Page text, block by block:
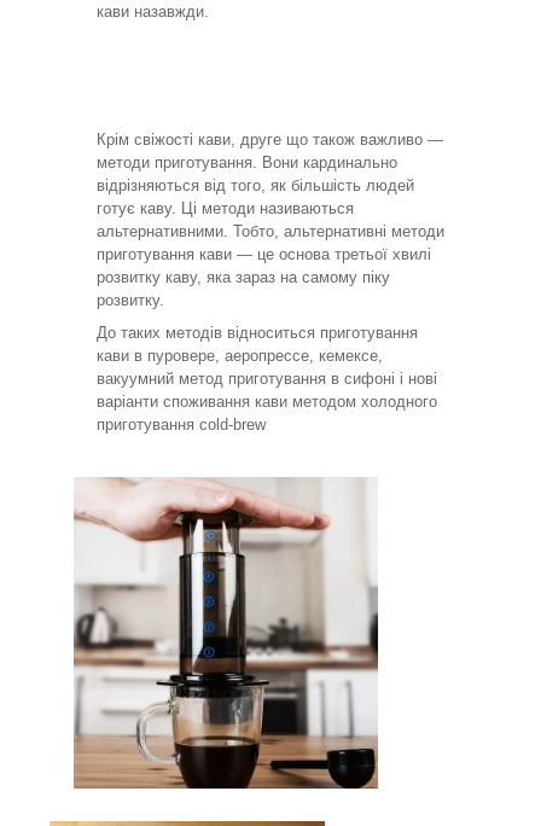
кави назавжди.
Крім свіжості кави, друге що також важливо ―
методи приготування. Вони кардинально
відрізняються від того, як більшість людей
готує каву. Ці методи називаються
альтернативними. Тобто, альтернативні методи
приготування кави ― це основа третьої хвилі
розвитку каву, яка зараз на самому піку
розвитку.
До таких методів відноситься приготування
кави в пуровере, аеропрессе, кемексе,
вакуумний метод приготування в сифоні і нові
варіанти споживання кави методом холодного
приготування cold-brew